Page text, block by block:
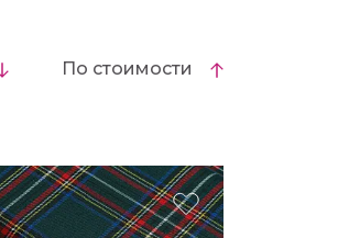
По стоимости